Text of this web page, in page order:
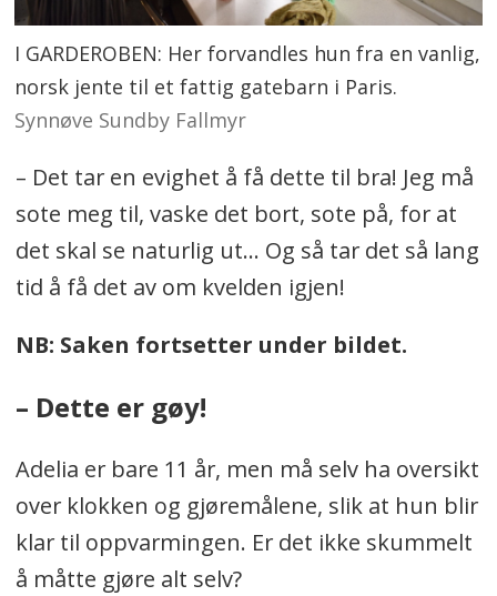
I GARDEROBEN: Her forvandles hun fra en vanlig,
norsk jente til et fattig gatebarn i Paris.
Synnøve Sundby Fallmyr
– Det tar en evighet å få dette til bra! Jeg må
sote meg til, vaske det bort, sote på, for at
det skal se naturlig ut… Og så tar det så lang
tid å få det av om kvelden igjen!
NB: Saken fortsetter under bildet.
– Dette er gøy!
Adelia er bare 11 år, men må selv ha oversikt
over klokken og gjøremålene, slik at hun blir
klar til oppvarmingen. Er det ikke skummelt
å måtte gjøre alt selv?